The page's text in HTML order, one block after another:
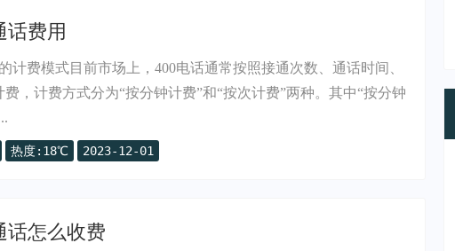
话费用
计费模式目前市场上，400电话通常按照接通次数、通话时间、
费，计费方式分为“按分钟计费”和“按次计费”两种。其中“按分钟
热度:18℃ 2023-12-01
话怎么收费